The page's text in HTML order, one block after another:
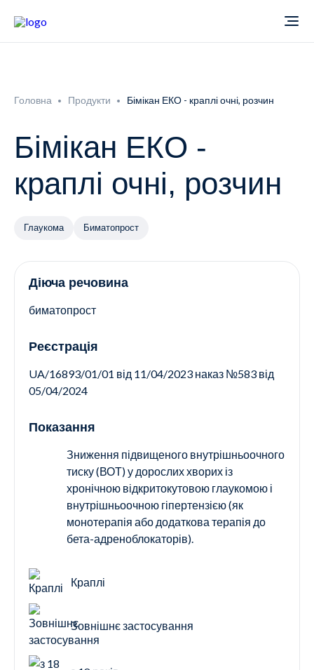
Новини
Продукти
Кардіологія
Неврологія
Офтальмологія
Ендокринологія
Дерматологія
Всі категорії
Всі продукти
Звіти
Фармаконагляд
Кар'єра
Головна Продукти Бімікан ЕКО - краплі очні, розчин
Бімікан ЕКО -
краплі очні, розчин
Глаукома Биматопрост
Діюча речовина
биматопрост
Реєстрація
UA/16893/01/01 від 11/04/2023 наказ №583 від
05/04/2024
Показання
Зниження підвищеного внутрішньоочного
тиску (ВОТ) у дорослих хворих із
хронічною відкритокутовою глаукомою і
внутрішньоочною гіпертензією (як
монотерапія або додаткова терапія до
бета-адреноблокаторів).
Краплі
Зовнішнє застосування